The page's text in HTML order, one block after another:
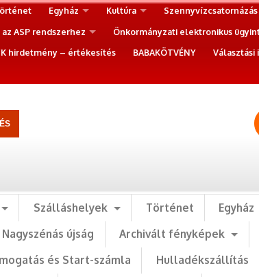
Egyház Kultúra Szennyvízcsatornázás
ASP rendszerhez
Önkormányzati elektronikus
hirdetmény – értékesítés BABAKÖTVÉNY
Választási
Szálláshelyek Történet Egyház
Nagyszénás újság Archivált fényképek
és Start-számla
Hulladékszállítás